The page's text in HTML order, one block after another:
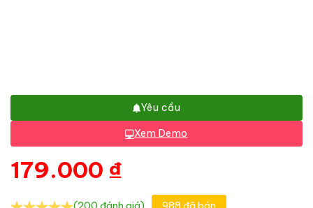
Yêu cầu
Xem Demo
179.000 ₫